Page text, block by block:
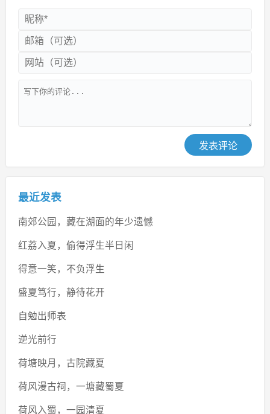
发表评论
最近发表
南郊公园，藏在湖面的年少遗憾
红荔入夏，偷得浮生半日闲
得意一笑，不负浮生
盛夏笃行，静待花开
自勉出师表
逆光前行
荷塘映月，古院藏夏
荷风漫古祠，一塘藏蜀夏
荷风入蜀，一园清夏